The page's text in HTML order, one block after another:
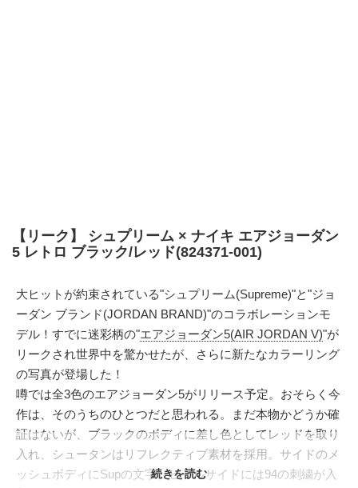
【リーク】 シュプリーム × ナイキ エアジョーダン
5 レトロ ブラック/レッド(824371-001)
大ヒットが約束されている"シュプリーム(Supreme)"と"ジョ
ーダン ブランド(JORDAN BRAND)"のコラボレーションモ
デル！すでに迷彩柄の"エアジョーダン5(AIR JORDAN V)"が
リークされ世界中を驚かせたが、さらに新たなカラーリング
の写真が登場した！
噂では全3色のエアジョーダン5がリリース予定。おそらく今
作は、そのうちのひとつだと思われる。まだ本物かどうか確
証はないが、ブラックのボディに差し色としてレッドを取り
入れ、シュータンはリフレクティブ素材を採用。サイドのメ
ッシュボディにSupの文字、ヒールサイドには94の刺繍が入
続きを読む